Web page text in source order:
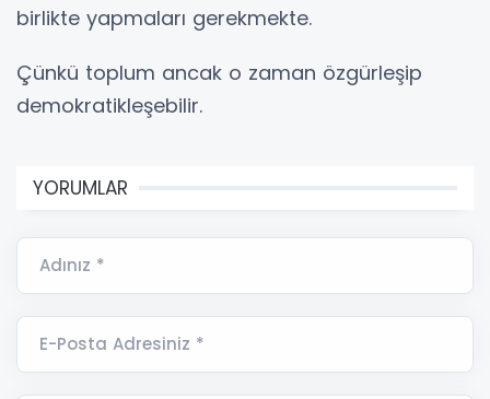
birlikte yapmaları gerekmekte.
Çünkü toplum ancak o zaman özgürleşip
demokratikleşebilir.
YORUMLAR
Adınız *
E-Posta Adresiniz *